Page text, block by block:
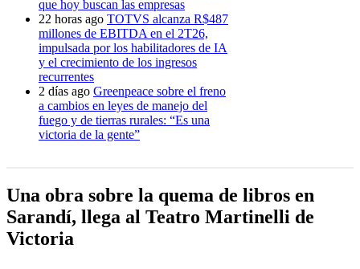
que hoy buscan las empresas
22 horas ago TOTVS alcanza R$487
millones de EBITDA en el 2T26,
impulsada por los habilitadores de IA
y el crecimiento de los ingresos
recurrentes
2 días ago Greenpeace sobre el freno
a cambios en leyes de manejo del
fuego y de tierras rurales: “Es una
victoria de la gente”
Una obra sobre la quema de libros en
Sarandí, llega al Teatro Martinelli de
Victoria